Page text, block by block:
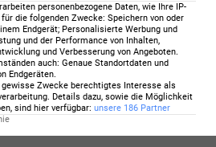
Niclas Füllkrug steht drin.
personenbezogene Daten, wie Ihre IP-
die folgenden Zwecke: Speichern von oder
Endgerät; Personalisierte Werbung und
und der Performance von Inhalten,
und Verbesserung von Angeboten
auch: Genaue Standortdaten und
Endgeräten
Zwecke berechtigtes Interesse als
Details dazu, sowie die Möglichkeit
sind hier verfügbar: unsere 186 Partner